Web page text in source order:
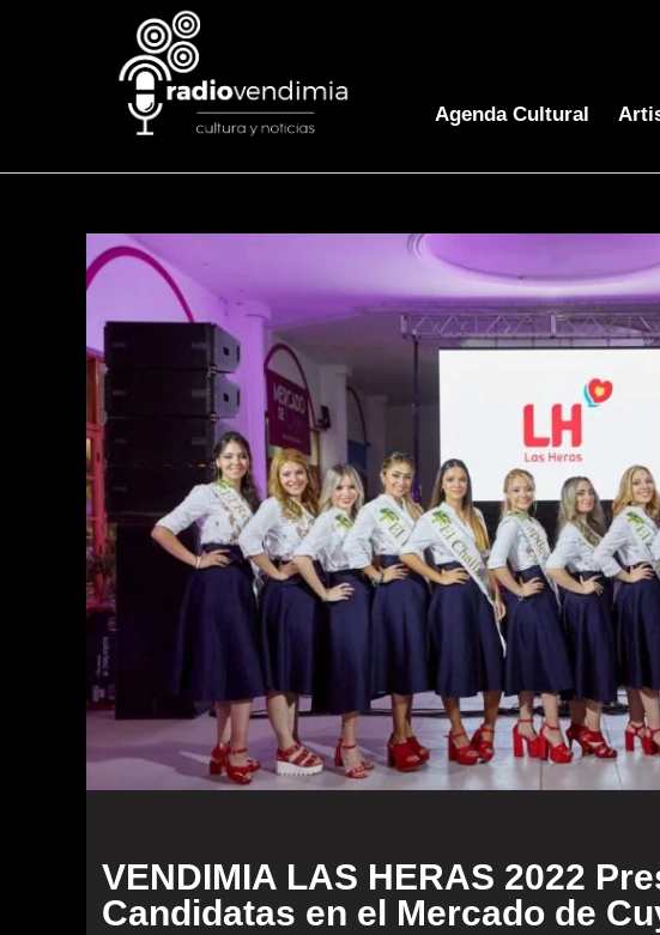
Agenda Cultural
VENDIMIA LAS HERAS 2022
Candidatas en el Mercado de